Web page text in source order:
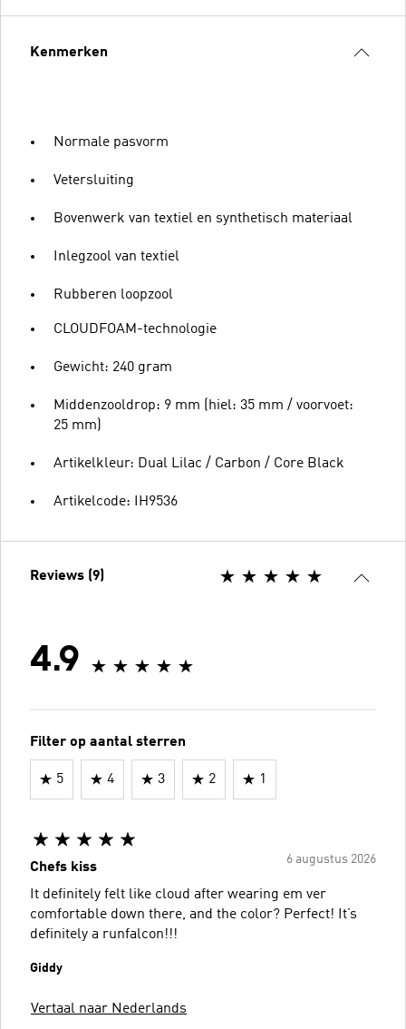
Kenmerken
Normale pasvorm
Vetersluiting
Bovenwerk van textiel en synthetisch materiaal
Inlegzool van textiel
Rubberen loopzool
CLOUDFOAM-technologie
Gewicht: 240 gram
Middenzooldrop: 9 mm (hiel: 35 mm / voorvoet:
25 mm)
Artikelkleur: Dual Lilac / Carbon / Core Black
Artikelcode: IH9536
Reviews (9)
4.9
Filter op aantal sterren
5 4 3 2 1
6 augustus 2026
Chefs kiss
It definitely felt like cloud after wearing em ver
comfortable down there, and the color? Perfect! It’s
definitely a runfalcon!!!
Giddy
Vertaal naar Nederlands